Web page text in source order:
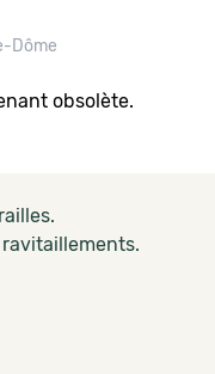
Dôme
obsolète.
ravitaillements.